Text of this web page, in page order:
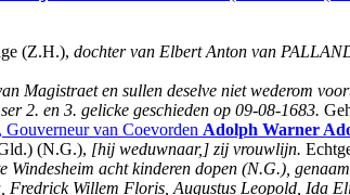
(Z.H.), dochter van Elbert Anton van
Magistraet en sullen deselve niet wederom
2. en 3. gelicke geschieden op 09-08-1683.
van Coevorden Adolph Warner
(N.G.), [hij weduwnaar,] zij vrouwlijn.
Windesheim acht kinderen dopen (N.G.),
Willem Floris, Augustus Leopold, Ida